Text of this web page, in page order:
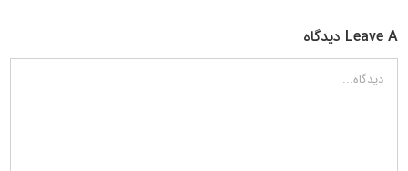
Leave A دیدگاه
دیدگاه